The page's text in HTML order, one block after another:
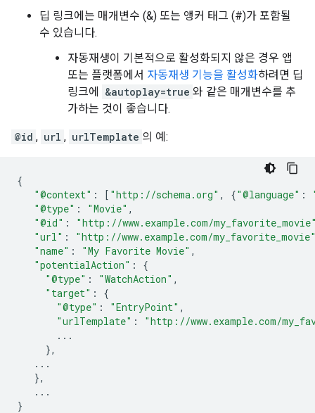
딥 링크에는 매개변수 (&) 또는 앵커 태그 (#)가 포함될
수 있습니다.
자동재생이 기본적으로 활성화되지 않은 경우 앱
또는 플랫폼에서 자동재생 기능을 활성화하려면 딥
링크에
&autoplay=true 와 같은 매개변수를 추
가하는 것이 좋습니다.
@id , url , urlTemplate 의 예:
{
"@context" : [ "http://schema.org" , {"@language" :
"@type" : "Movie" ,
"@id" :
"http://www.example.com/
"url" :
"http://www.example.com/
"name" : "My Favorite Movie" ,
"potentialAction" :
{
"@type" : "WatchAction" ,
"target" :
{
"@type" : "EntryPoint" ,
"urlTemplate" :
"http://www.example.com/
...
},
...
},
...
}